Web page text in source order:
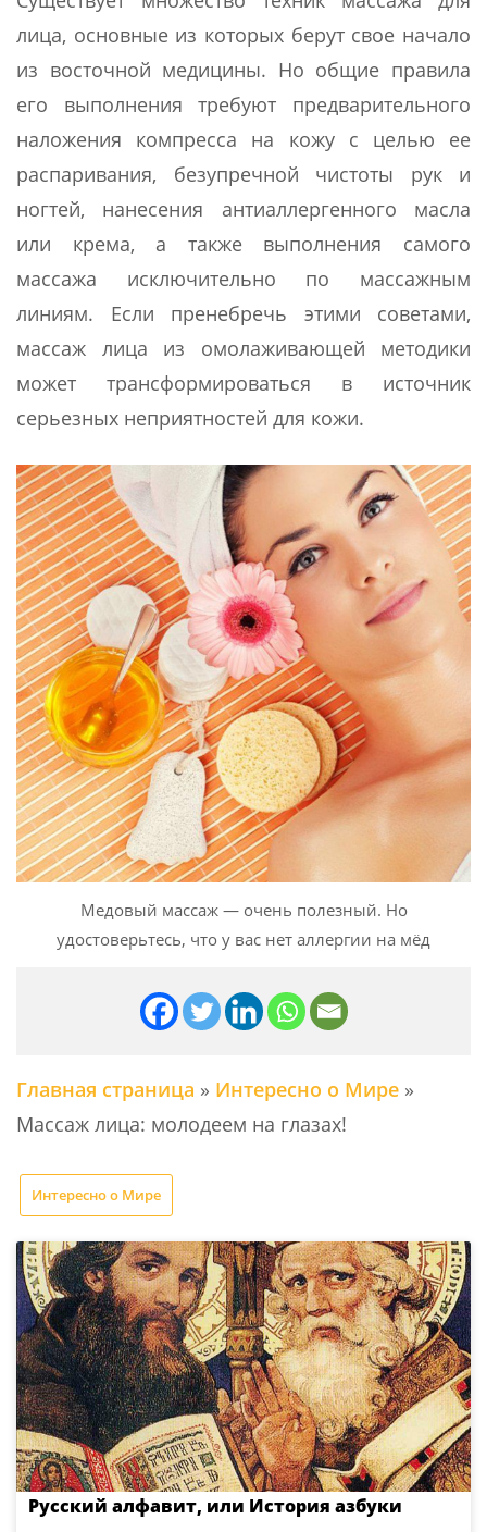
лица, основные из которых берут свое начало
из восточной медицины. Но общие правила
его выполнения требуют предварительного
наложения компресса на кожу с целью ее
распаривания, безупречной чистоты рук и
ногтей, нанесения антиаллергенного масла
или крема, а также выполнения самого
массажа исключительно по массажным
линиям. Если пренебречь этими советами,
массаж лица из омолаживающей методики
может трансформироваться в источник
серьезных неприятностей для кожи.
Медовый массаж — очень полезный. Но
удостоверьтесь, что у вас нет аллергии на мёд
Главная страница » Интересно о Мире »
Массаж лица: молодеем на глазах!
Интересно о Мире
Русский алфавит, или История азбуки